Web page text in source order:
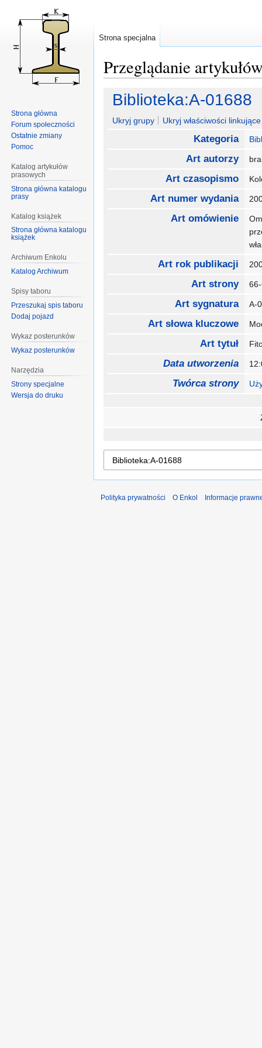
Przeglądanie
Przejdź
nawigacji
Przejdź
wyszukiwania
Biblioteka:A-01688
Ukryj grupy Ukryj właściwości
Kategoria
Art autorzy
Art czasopismo
Art numer wydania
Art omówienie
Art rok publikacji
Art strony
Art sygnatura A-
Art słowa kluczowe
Art tytuł
Data utworzenia
Twórca strony
Strona specjalna
Strona główna
Forum społeczności
Ostatnie zmiany
Pomoc
Katalog artykułów
prasowych
Strona główna katalogu
prasy
Katalog książek
Strona główna katalogu
książek
Archiwum Enkolu
Katalog Archiwum
Spisy taboru
Przeszukaj spis taboru
Dodaj pojazd
Wykaz posterunków
Wykaz posterunków
Narzędzia
Strony specjalne
Wersja do druku
Polityka prywatności O Enkol Informacje